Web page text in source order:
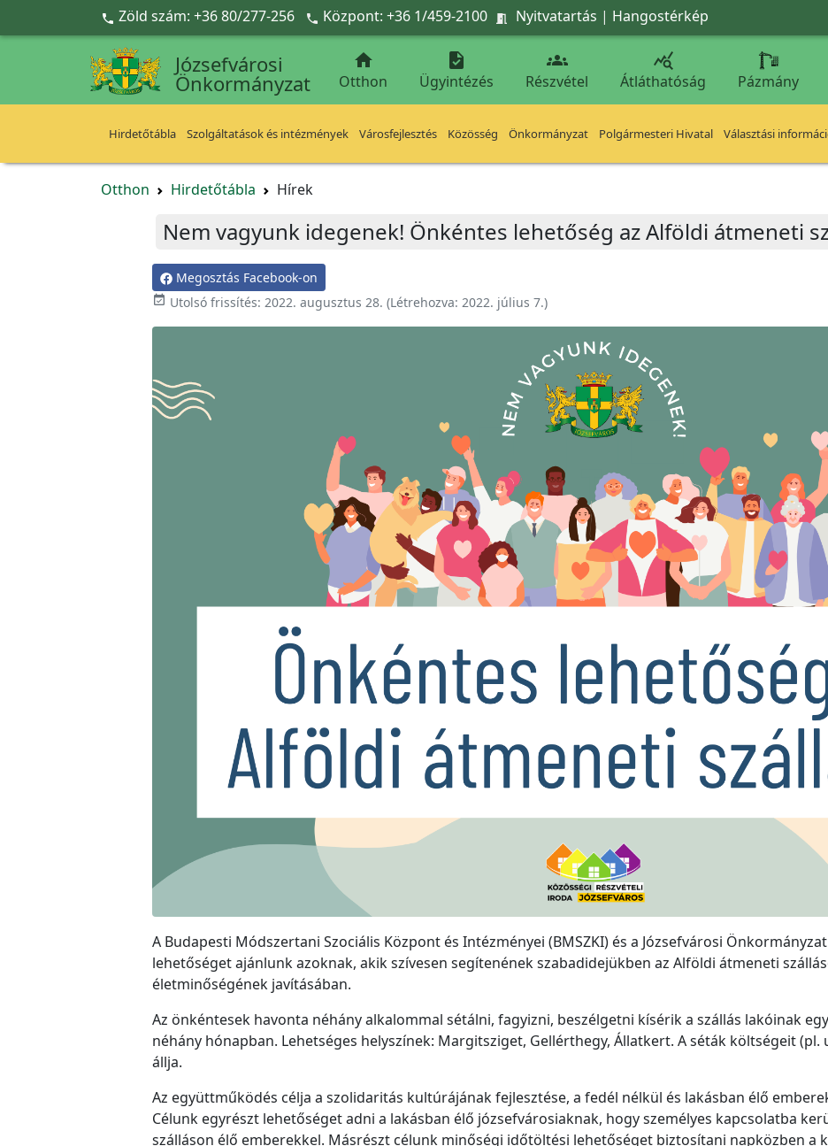
Ugrás a fő tartalomra
 Zöld szám: +36 80/277-256  Központ: +36 1/459-2100  Nyitvatartás | Hangostérkép
Józsefvárosi
Önkormányzat

Otthon

Ügyintézés

Részvétel

Átláthatóság Pázmány
Hirdetőtábla Szolgáltatások és intézmények Városfejlesztés Közösség Önkormányzat Polgármesteri Hivatal Választási
Otthon Hirdetőtábla Hírek
Nem vagyunk idegenek! Önkéntes lehetőség az Alföldi átmeneti
Megosztás Facebook-on
 Utolsó frissítés: 2022. augusztus 28. (Létrehozva: 2022. július 7.)
A Budapesti Módszertani Szociális Központ és Intézményei (BMSZKI) és a Józsefvárosi
lehetőséget ajánlunk azoknak, akik szívesen segítenének szabadidejükben az Alföldi átmeneti
életminőségének javításában.
Az önkéntesek havonta néhány alkalommal sétálni, fagyizni, beszélgetni kísérik a szállás lakóinak
néhány hónapban. Lehetséges helyszínek: Margitsziget, Gellérthegy, Állatkert. A séták költségeit (pl.
állja.
Az együttműködés célja a szolidaritás kultúrájának fejlesztése, a fedél nélkül és lakásban élő
Célunk egyrészt lehetőséget adni a lakásban élő józsefvárosiaknak, hogy személyes kapcsolatba
szálláson élő emberekkel. Másrészt célunk minőségi időtöltési lehetőséget biztosítani napközben a